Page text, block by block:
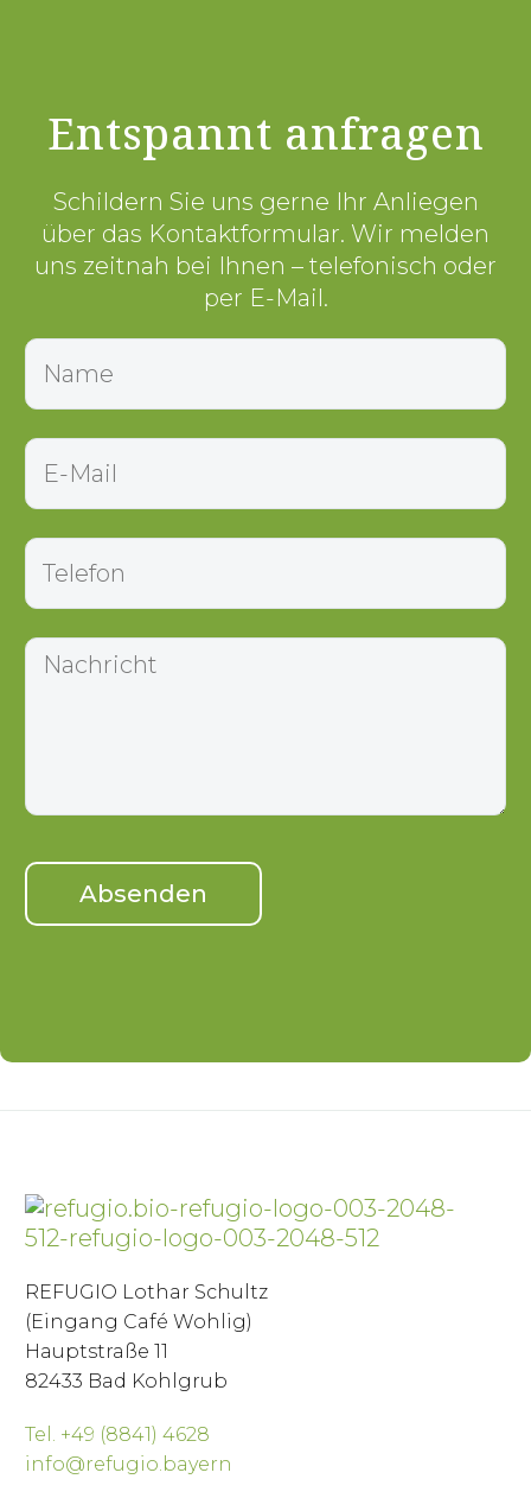
Entspannt anfragen
Schildern Sie uns gerne Ihr Anliegen
über das Kontaktformular. Wir melden
uns zeitnah bei Ihnen – telefonisch oder
per E-Mail.
REFUGIO Lothar Schultz
(Eingang Café Wohlig)
Hauptstraße 11
82433 Bad Kohlgrub
Tel. +49 (8841) 4628
info@refugio.bayern